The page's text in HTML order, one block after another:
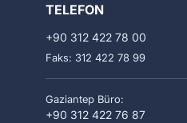
TELEFON
+90 312 422 78 00
Faks: 312 422 78 99
Gaziantep Büro:
+90 312 422 76 87